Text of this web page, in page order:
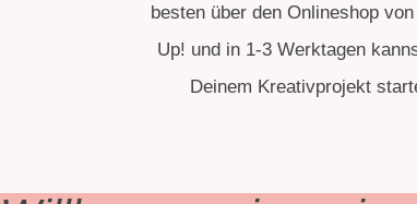
besten über den Onlineshop von
Up! und in 1-3 Werktagen
Deinem Kreativprojekt